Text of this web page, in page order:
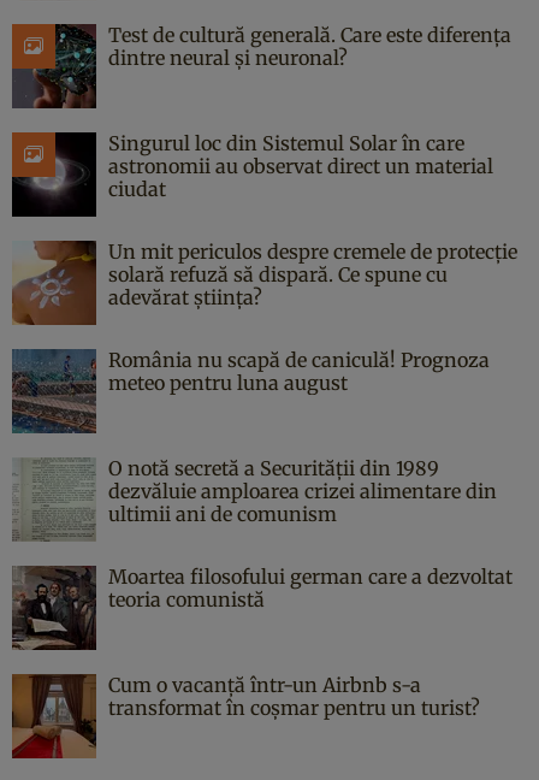
Test de cultură generală. Care este diferența
dintre neural și neuronal?
Singurul loc din Sistemul Solar în care
astronomii au observat direct un material
ciudat
Un mit periculos despre cremele de protecție
solară refuză să dispară. Ce spune cu
adevărat știința?
România nu scapă de caniculă! Prognoza
meteo pentru luna august
O notă secretă a Securității din 1989
dezvăluie amploarea crizei alimentare din
ultimii ani de comunism
Moartea filosofului german care a dezvoltat
teoria comunistă
Cum o vacanță într-un Airbnb s-a
transformat în coșmar pentru un turist?